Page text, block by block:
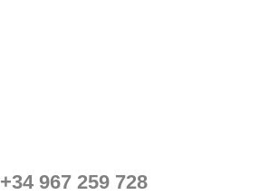
+34 967 259 728